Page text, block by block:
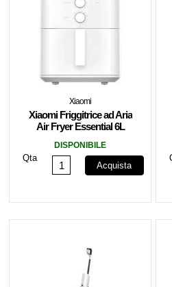
Xiaomi
Xiaomi Friggitrice ad Aria
Air Fryer Essential 6L
DISPONIBILE
Qta
Acquista